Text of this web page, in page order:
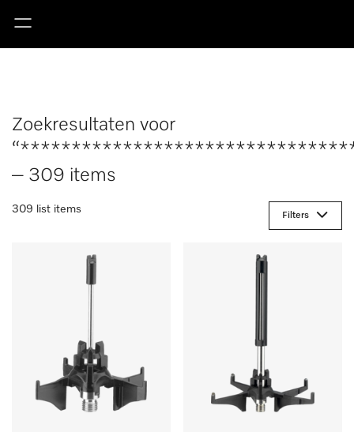
Zoekresultaten voor
– 309 items
309 list items
Filters